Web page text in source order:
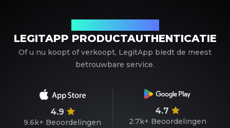
LEGITAPP PRODUCTAUTHENTICATIE
Of u nu koopt of verkoopt, LegitApp biedt de meest
betrouwbare service.
4.9
9.6k+ Beoordelingen
4.7
2.7k+ Beoordelingen